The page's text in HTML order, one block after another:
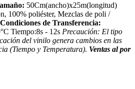
50Cm(ancho)x25m(longitud)
100% poliéster, Mezclas de poli /
Condiciones de Transferencia:
Tiempo:8s - 12s Precaución: El tipo
del vinilo genera cambios en las
(Tiempo y Temperatura). Ventas al por